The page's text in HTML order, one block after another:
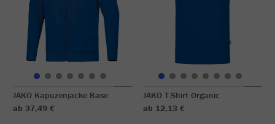
JAKO Kapuzenjacke Base
ab 37,49 €
JAKO T-Shirt Organic
ab 12,13 €